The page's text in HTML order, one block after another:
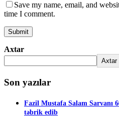
Save my name, email, and
time I comment.
Axtar
Axtar
Son yazılar
Fazil Mustafa Salam Sarvanı
təbrik edib